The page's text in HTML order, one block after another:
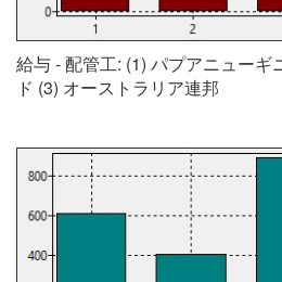
給与 - 配管工: (1) パプアニューギ
ド (3) オーストラリア連邦